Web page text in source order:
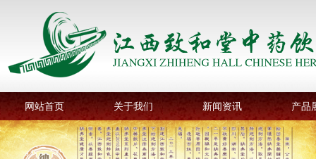
网站首页 关于我们 新闻资讯 产品